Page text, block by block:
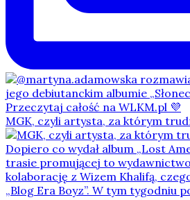
MGK, czyli artysta, za którym